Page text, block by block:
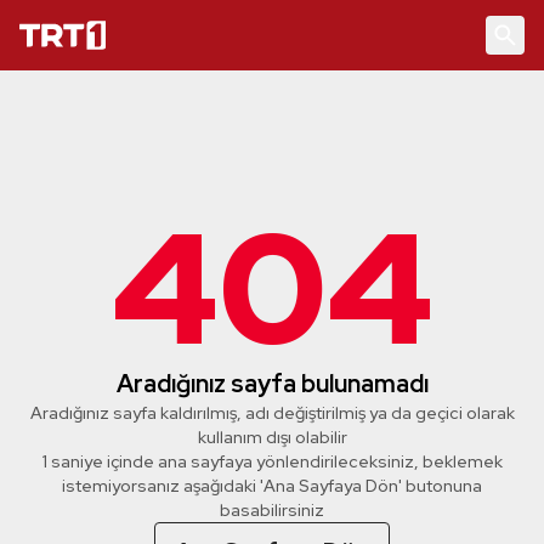
404
Aradığınız sayfa bulunamadı
Aradığınız sayfa kaldırılmış, adı değiştirilmiş ya da geçici olarak
kullanım dışı olabilir
1 saniye içinde ana sayfaya yönlendirileceksiniz, beklemek
istemiyorsanız aşağıdaki 'Ana Sayfaya Dön' butonuna
basabilirsiniz